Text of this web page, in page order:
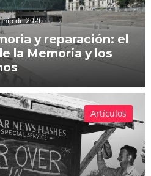
de 2026
y reparación: el
la Memoria y los
Artículos